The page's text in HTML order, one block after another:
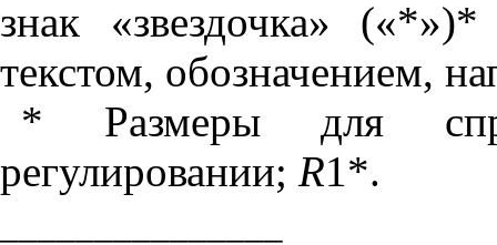
знак «звездочка»
текстом, обозначением,
* Размеры для
регулировании; R1*.